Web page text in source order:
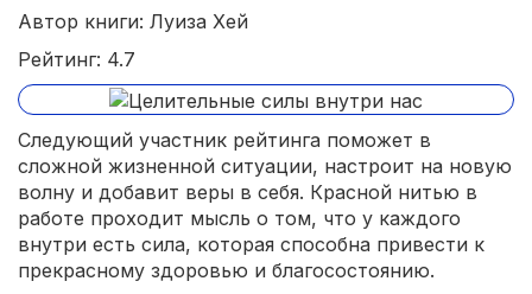
Автор книги: Луиза Хей
Рейтинг: 4.7
Следующий участник рейтинга поможет в
сложной жизненной ситуации, настроит на новую
волну и добавит веры в себя. Красной нитью в
работе проходит мысль о том, что у каждого
внутри есть сила, которая способна привести к
прекрасному здоровью и благосостоянию.